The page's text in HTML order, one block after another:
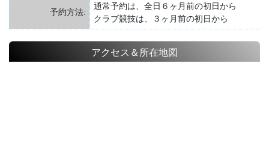
予約方法:
通常予約は、全日６ヶ月前の初日から
クラブ競技は、３ヶ月前の初日から
アクセス＆所在地図